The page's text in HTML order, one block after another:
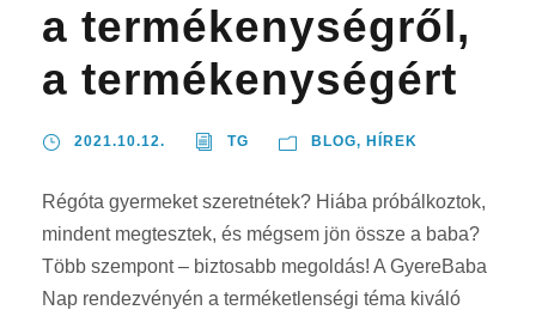
a termékenységről,
a termékenységért
2021.10.12. TG BLOG, HÍREK
Régóta gyermeket szeretnétek? Hiába próbálkoztok,
mindent megtesztek, és mégsem jön össze a baba?
Több szempont – biztosabb megoldás! A GyereBaba
Nap rendezvényén a terméketlenségi téma kiváló